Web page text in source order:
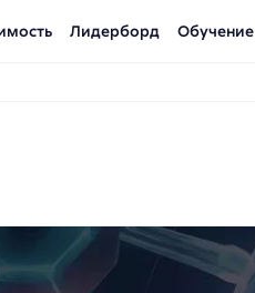
Лидерборд Обучение